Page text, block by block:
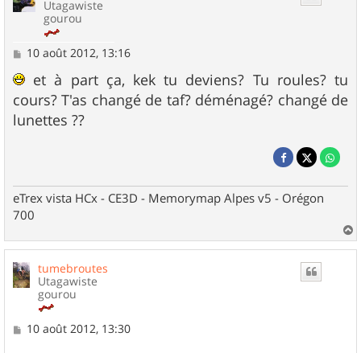
Utagawiste
gourou
M
s
a
g
e
10 août 2012, 13:16
et à part ça, kek tu deviens? Tu roules? tu
cours? T'as changé de taf? déménagé? changé de
lunettes ??
eTrex vista HCx - CE3D - Memorymap Alpes v5 - Orégon
700
a
u
tumebroutes
Utagawiste
gourou
M10 août 2012, 13:30